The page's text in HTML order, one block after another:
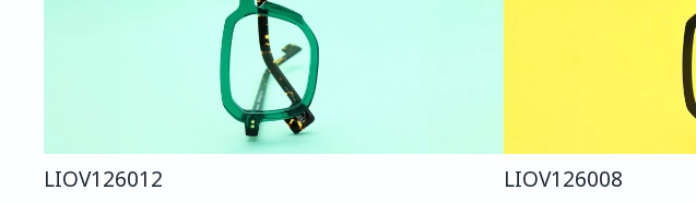
LIOV126012 LIOV126008